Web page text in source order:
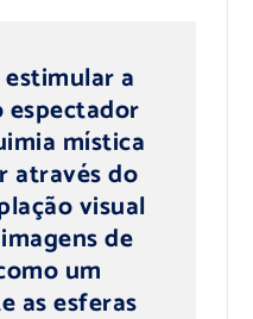
estimular a
espectador
mística
através do
visual
de
um
asesferas